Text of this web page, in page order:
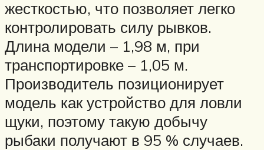
жесткостью, что позволяет легко
контролировать силу рывков.
Длина модели – 1,98 м, при
транспортировке – 1,05 м.
Производитель позиционирует
модель как устройство для ловли
щуки, поэтому такую добычу
рыбаки получают в 95 % случаев.